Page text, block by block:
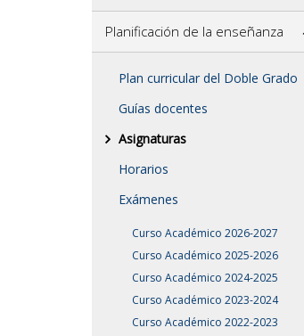
Planificación de la enseñanza
Plan curricular del Doble Grado
Guías docentes
Asignaturas
Horarios
Exámenes
Curso Académico 2026-2027
Curso Académico 2025-2026
Curso Académico 2024-2025
Curso Académico 2023-2024
Curso Académico 2022-2023